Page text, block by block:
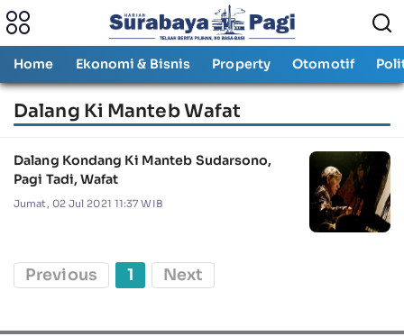
Home Ekonomi & Bisnis Property Otomotif
Dalang Ki Manteb Wafat
Dalang Kondang Ki Manteb Sudarsono,
Pagi Tadi, Wafat
Jumat, 02 Jul 2021 11:37 WIB
Previous 1 Next